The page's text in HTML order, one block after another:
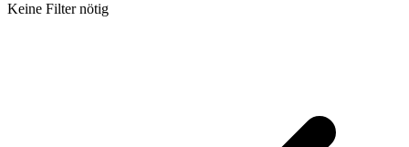
Keine Filter nötig